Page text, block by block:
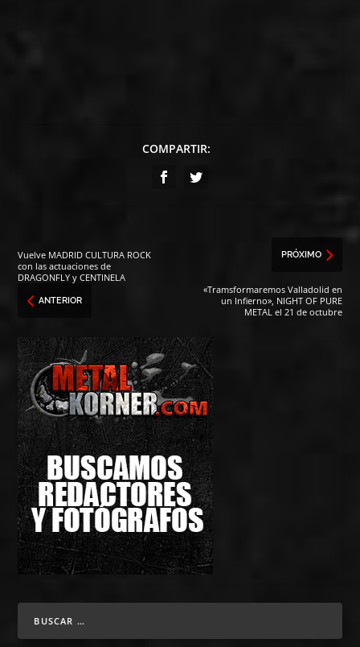
COMPARTIR:
Vuelve MADRID CULTURA ROCK
con las actuaciones de
DRAGONFLY y CENTINELA
ANTERIOR
PRÓXIMO
«Tramsformaremos Valladolid en
un Infierno», NIGHT OF PURE
METAL el 21 de octubre